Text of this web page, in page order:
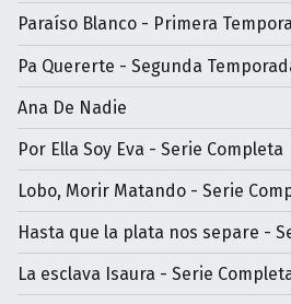
Paraíso Blanco - Primera
Pa Quererte - Segunda
Ana De Nadie
Por Ella Soy Eva - Serie Completa
Lobo, Morir Matando - Serie
Hasta que la plata nos separe -
La esclava Isaura - Serie